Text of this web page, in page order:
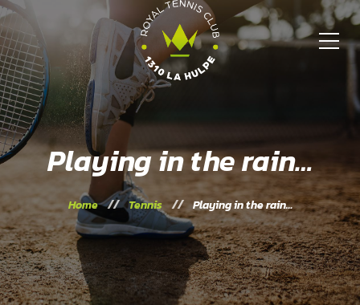
Playing in the rain…
Home Tennis Playing in the rain…